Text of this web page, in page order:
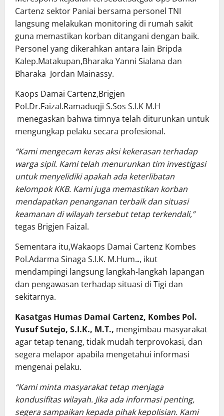
Cartenz sektor Paniai bersama personel TNI
langsung melakukan monitoring di rumah sakit
guna memastikan korban ditangani dengan baik.
Personel yang dikerahkan antara lain Bripda
Kalep.Matakupan,Bharaka Yanni Sialana dan
Bharaka Jordan Mainassy.
Kaops Damai Cartenz,Brigjen
Pol.Dr.Faizal.Ramaduqji S.Sos S.I.K M.H
menegaskan bahwa timnya telah diturunkan untuk
mengungkap pelaku secara profesional.
“Kami mengecam keras aksi kekerasan terhadap
warga sipil. Kami telah menurunkan tim investigasi
untuk menyelidiki apakah ada keterlibatan
kelompok KKB. Kami juga memastikan korban
mendapatkan penanganan terbaik dan situasi
keamanan di wilayah tersebut tetap terkendali,”
tegas Brigjen Faizal.
Sementara itu,Wakaops Damai Cartenz Kombes
Pol.Adarma Sinaga S.I.K. M.Hum.., ikut
mendampingi langsung langkah-langkah lapangan
dan pengawasan terhadap situasi di Tigi dan
sekitarnya.
Kasatgas Humas Damai Cartenz, Kombes Pol.
Yusuf Sutejo, S.I.K., M.T., mengimbau masyarakat
agar tetap tenang, tidak mudah terprovokasi, dan
segera melapor apabila mengetahui informasi
mengenai pelaku.
“Kami minta masyarakat tetap menjaga
kondusifitas wilayah. Jika ada informasi penting,
segera sampaikan kepada pihak kepolisian. Kami